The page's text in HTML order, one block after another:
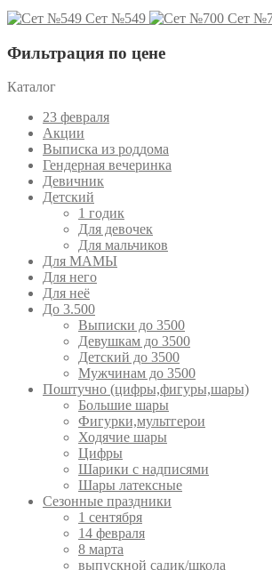
Сет №549
Сет
Фильтрация по цене
Каталог
23 февраля
Акции
Выписка из роддома
Гендерная вечеринка
Девичник
Детский
1 годик
Для девочек
Для мальчиков
Для МАМЫ
Для него
Для неё
До 3.500
Выписки до 3500
Девушкам до 3500
Детский до 3500
Мужчинам до 3500
Поштучно (цифры,фигуры,шары)
Большие шары
Фигурки,мультгерои
Ходячие шары
Цифры
Шарики с надписями
Шары латексные
Сезонные праздники
1 сентября
14 февраля
8 марта
выпускной садик/школа